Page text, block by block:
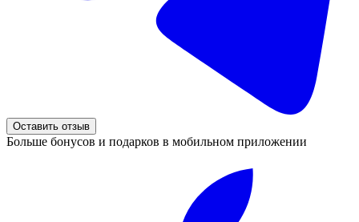
Оставить отзыв
Больше бонусов и подарков в мобильном приложении